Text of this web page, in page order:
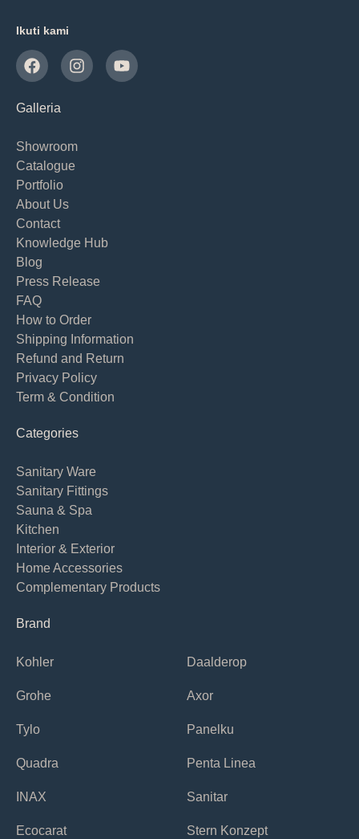
Ikuti kami
Galleria
Showroom
Catalogue
Portfolio
About Us
Contact
Knowledge Hub
Blog
Press Release
FAQ
How to Order
Shipping Information
Refund and Return
Privacy Policy
Term & Condition
Categories
Sanitary Ware
Sanitary Fittings
Sauna & Spa
Kitchen
Interior & Exterior
Home Accessories
Complementary Products
Brand
Kohler
Grohe
Tylo
Quadra
INAX
Ecocarat
Daalderop
Axor
Panelku
Penta Linea
Sanitar
Stern Konzept